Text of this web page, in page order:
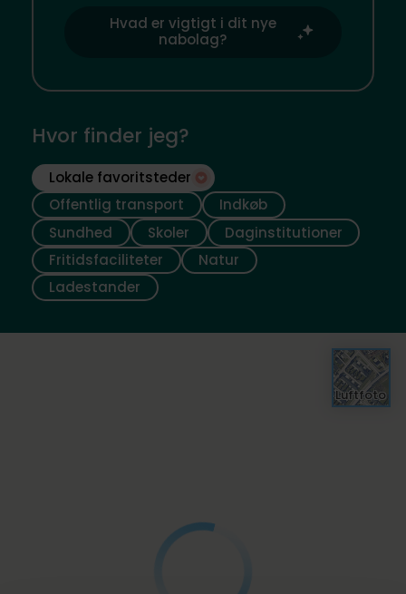
Hvad er vigtigt i dit nye
nabolag?
Hvor finder jeg?
Lokale favoritsteder
Offentlig transport
Indkøb
Sundhed
Skoler
Daginstitutioner
Fritidsfaciliteter
Natur
Ladestander
Luftfoto